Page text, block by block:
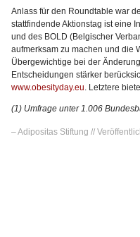
Anlass für den Roundtable war
stattfindende Aktionstag ist eine
und des BOLD (Belgischer
aufmerksam zu machen und die
Übergewichtige bei der
Entscheidungen stärker
www.obesityday.eu . Letztere
(1) Umfrage unter 1.006
– Adipositas Stiftung //